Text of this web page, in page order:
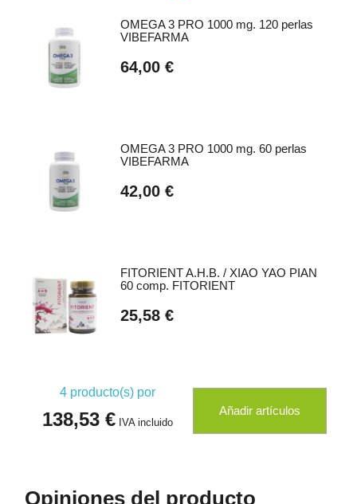
OMEGA 3 PRO 1000 mg. 120 perlas
VIBEFARMA
64,00 €
OMEGA 3 PRO 1000 mg. 60 perlas
VIBEFARMA
42,00 €
FITORIENT A.H.B. / XIAO YAO PIAN
60 comp. FITORIENT
25,58 €
4 producto(s) por
138,53 € IVA incluido
Añadir artículos
Opiniones del producto